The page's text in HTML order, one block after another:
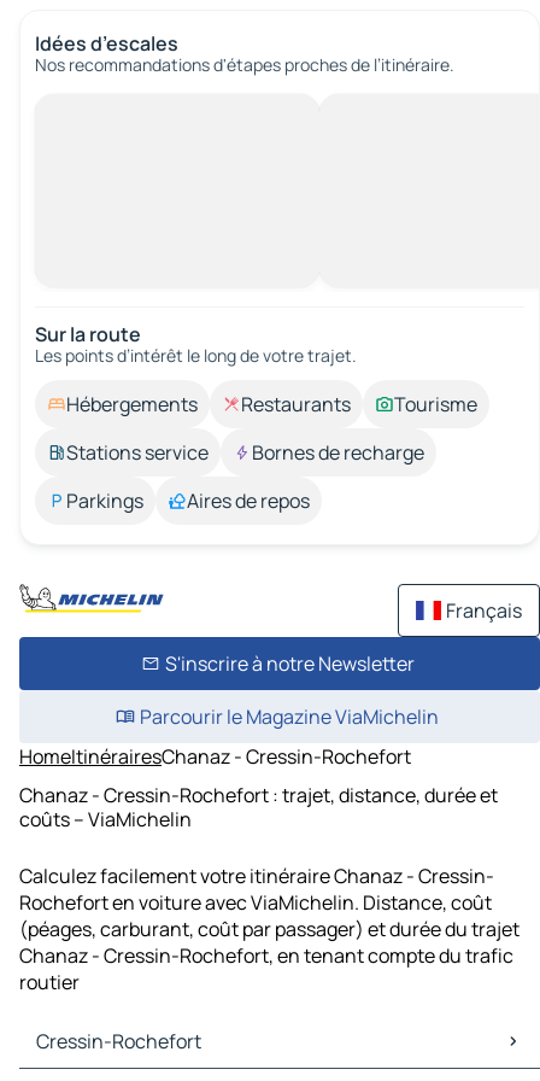
Idées d’escales
Nos recommandations d'étapes proches de l’itinéraire.
Sur la route
Les points d’intérêt le long de votre trajet.
Hébergements Restaurants
Tourisme
Stations service
Bornes de recharge
Parkings
Aires de repos
Français
S'inscrire à notre Newsletter
Parcourir le Magazine ViaMichelin
HomeItinérairesChanaz - Cressin-Rochefort
Chanaz - Cressin-Rochefort : trajet, distance, durée et
coûts – ViaMichelin
Calculez facilement votre itinéraire Chanaz - Cressin-
Rochefort en voiture avec ViaMichelin. Distance, coût
(péages, carburant, coût par passager) et durée du trajet
Chanaz - Cressin-Rochefort, en tenant compte du trafic
routier
Cressin-Rochefort